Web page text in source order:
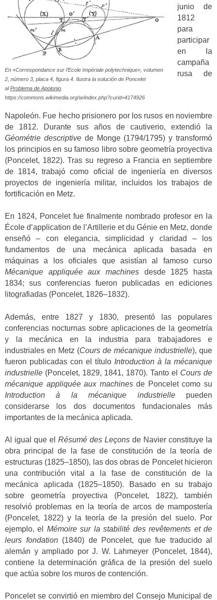
En «Correspondance sur l’Ecole Impériale polytechnique», volumen
2, número 3, placa 4, figura 4. Ilustra la solución de Poncelet
alProblema de Apolonio
https://commons.wikimedia.org/w/index.php?curid=4174926
junio de
1812
para
participar
en la
campaña
rusa de
Napoleón. Fue hecho prisionero por los rusos en noviembre
de 1812. Durante sus años de cautiverio, extendió la
Géométrie descriptivede Monge (1794/1795) y transformó
los principios en su famoso libro sobre geometría proyectiva
(Poncelet, 1822). Tras su regreso a Francia en septiembre
de 1814, trabajó como oficial de ingeniería en diversos
proyectos de ingeniería militar, incluidos los trabajos de
fortificación en Metz.
En 1824, Poncelet fue finalmente nombrado profesor en la
École d’application de l’Artillerie et du Génie en Metz, donde
enseñó – con elegancia, simplicidad y claridad – los
fundamentos de una mecánica aplicada basada en
máquinas a los oficiales que asistían al famoso curso
Mécanique appliquée aux machines desde 1825 hasta
1834; sus conferencias fueron publicadas en ediciones
litografiadas (Poncelet, 1826–1832).
Además, entre 1827 y 1830, presentó las populares
conferencias nocturnas sobre aplicaciones de la geometría
y la mecánica en la industria para trabajadores e
industriales en Metz (Cours de mécanique industrielle), que
fueron publicadas con el título Introduction à la mécanique
industrielle (Poncelet, 1829, 1841, 1870). Tanto el Cours de
mécanique appliquée aux machinesde Poncelet como su
Introduction à la mécanique industriellepueden
considerarse los dos documentos fundacionales más
importantes de la mecánica aplicada.
Al igual que el Résumé des Leçons de Navier constituye la
obra principal de la fase de constitución de la teoría de
estructuras (1825–1850), las dos obras de Poncelet hicieron
una contribución vital a la fase de constitución de la
mecánica aplicada (1825–1850). Basado en su trabajo
sobre geometría proyectiva (Poncelet, 1822), también
resolvió problemas en la teoría de arcos de mampostería
(Poncelet, 1822) y la teoría de la presión del suelo. Por
ejemplo, el Mémoire sur la stabilité des revêtements et de
leurs fondation(1840) de Poncelet, que fue traducido al
alemán y ampliado por J. W. Lahmeyer (Poncelet, 1844),
contiene la determinación gráfica de la presión del suelo
que actúa sobre los muros de contención.
Poncelet se convirtió en miembro del Consejo Municipal de